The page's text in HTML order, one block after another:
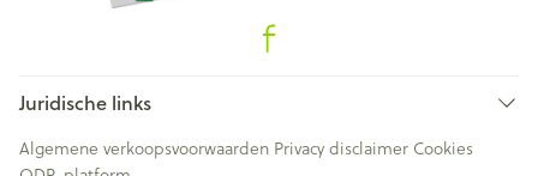
Juridische links
Algemene verkoopsvoorwaarden Privacy disclaimer Cookies